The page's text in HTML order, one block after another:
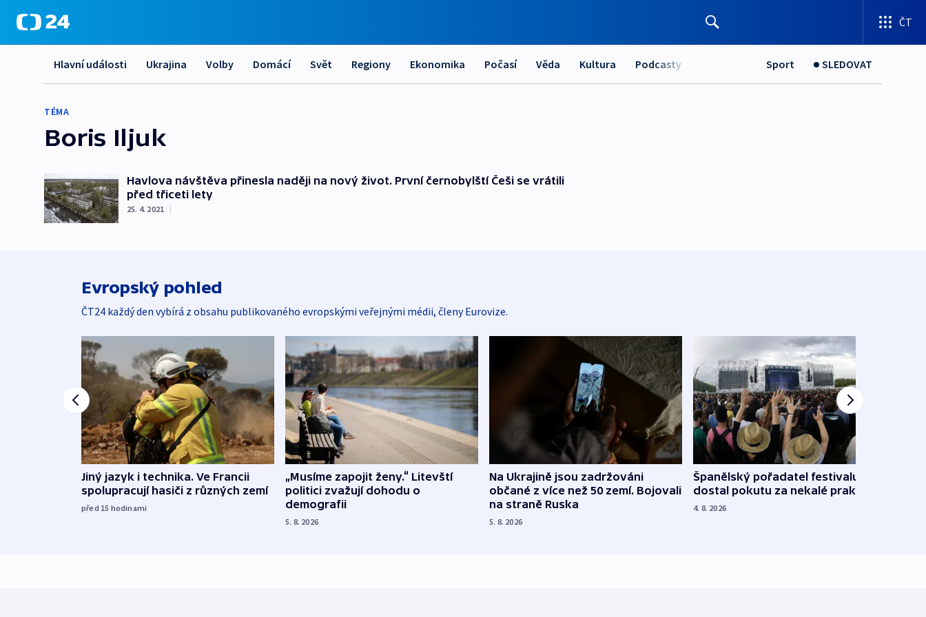
ČT
Hlavní události Ukrajina Volby Domácí Svět Regiony Ekonomika Počasí Věda Kultura Podcasty Sport SLEDOVAT
TÉMA
Boris Iljuk
Havlova návštěva přinesla naději na nový život. První černobylští Češi se vrátili
před třiceti lety
25. 4. 2021 |
Evropský pohled
ČT24 každý den vybírá z obsahu publikovaného evropskými veřejnými médii, členy Eurovize.
Jiný jazyk i technika. Ve Francii
spolupracují hasiči z různých zemí
před 15 hodinami
„Musíme zapojit ženy.“ Litevští
politici zvažují dohodu o
demografii
5. 8. 2026
Na Ukrajině jsou zadržováni
občané z více než 50 zemí. Bojovali
na straně Ruska
5. 8. 2026
Španělský pořadatel festivalu
dostal pokutu za nekalé praktiky
4. 8. 2026